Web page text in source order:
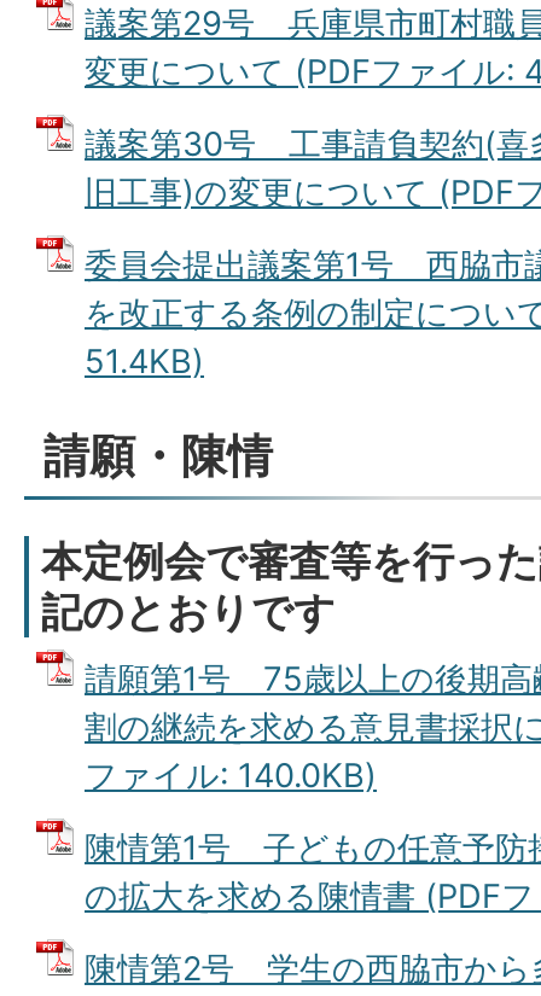
議案第29号 兵庫県市町村職
変更について (PDFファイル:
議案第30号 工事請負契約(喜
旧工事)の変更について (PDF
委員会提出議案第1号 西脇市
を改正する条例の制定につい
51.4KB)
請願・陳情
本定例会で審査等を行っ
記のとおりです
請願第1号 75歳以上の後期高
割の継続を求める意見書採択
ファイル: 140.0KB)
陳情第1号 子どもの任意予防
の拡大を求める陳情書 (PDF
陳情第2号 学生の西脇市から